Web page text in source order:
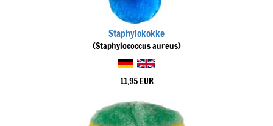
Staphylokokke
(Staphylococcus aureus)
11,95 EUR